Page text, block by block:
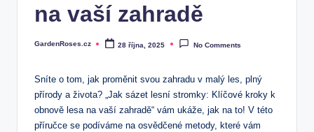
na vaší zahradě
Posted
GardenRoses.cz 28 října, 2025 No Comments
Sníte o tom, jak proměnit svou zahradu v malý les, plný
přírody a života? „Jak sázet lesní stromky: Klíčové kroky k
obnově lesa na vaší zahradě“ vám ukáže, jak na to! V této
příručce se podíváme na osvědčené metody, které vám